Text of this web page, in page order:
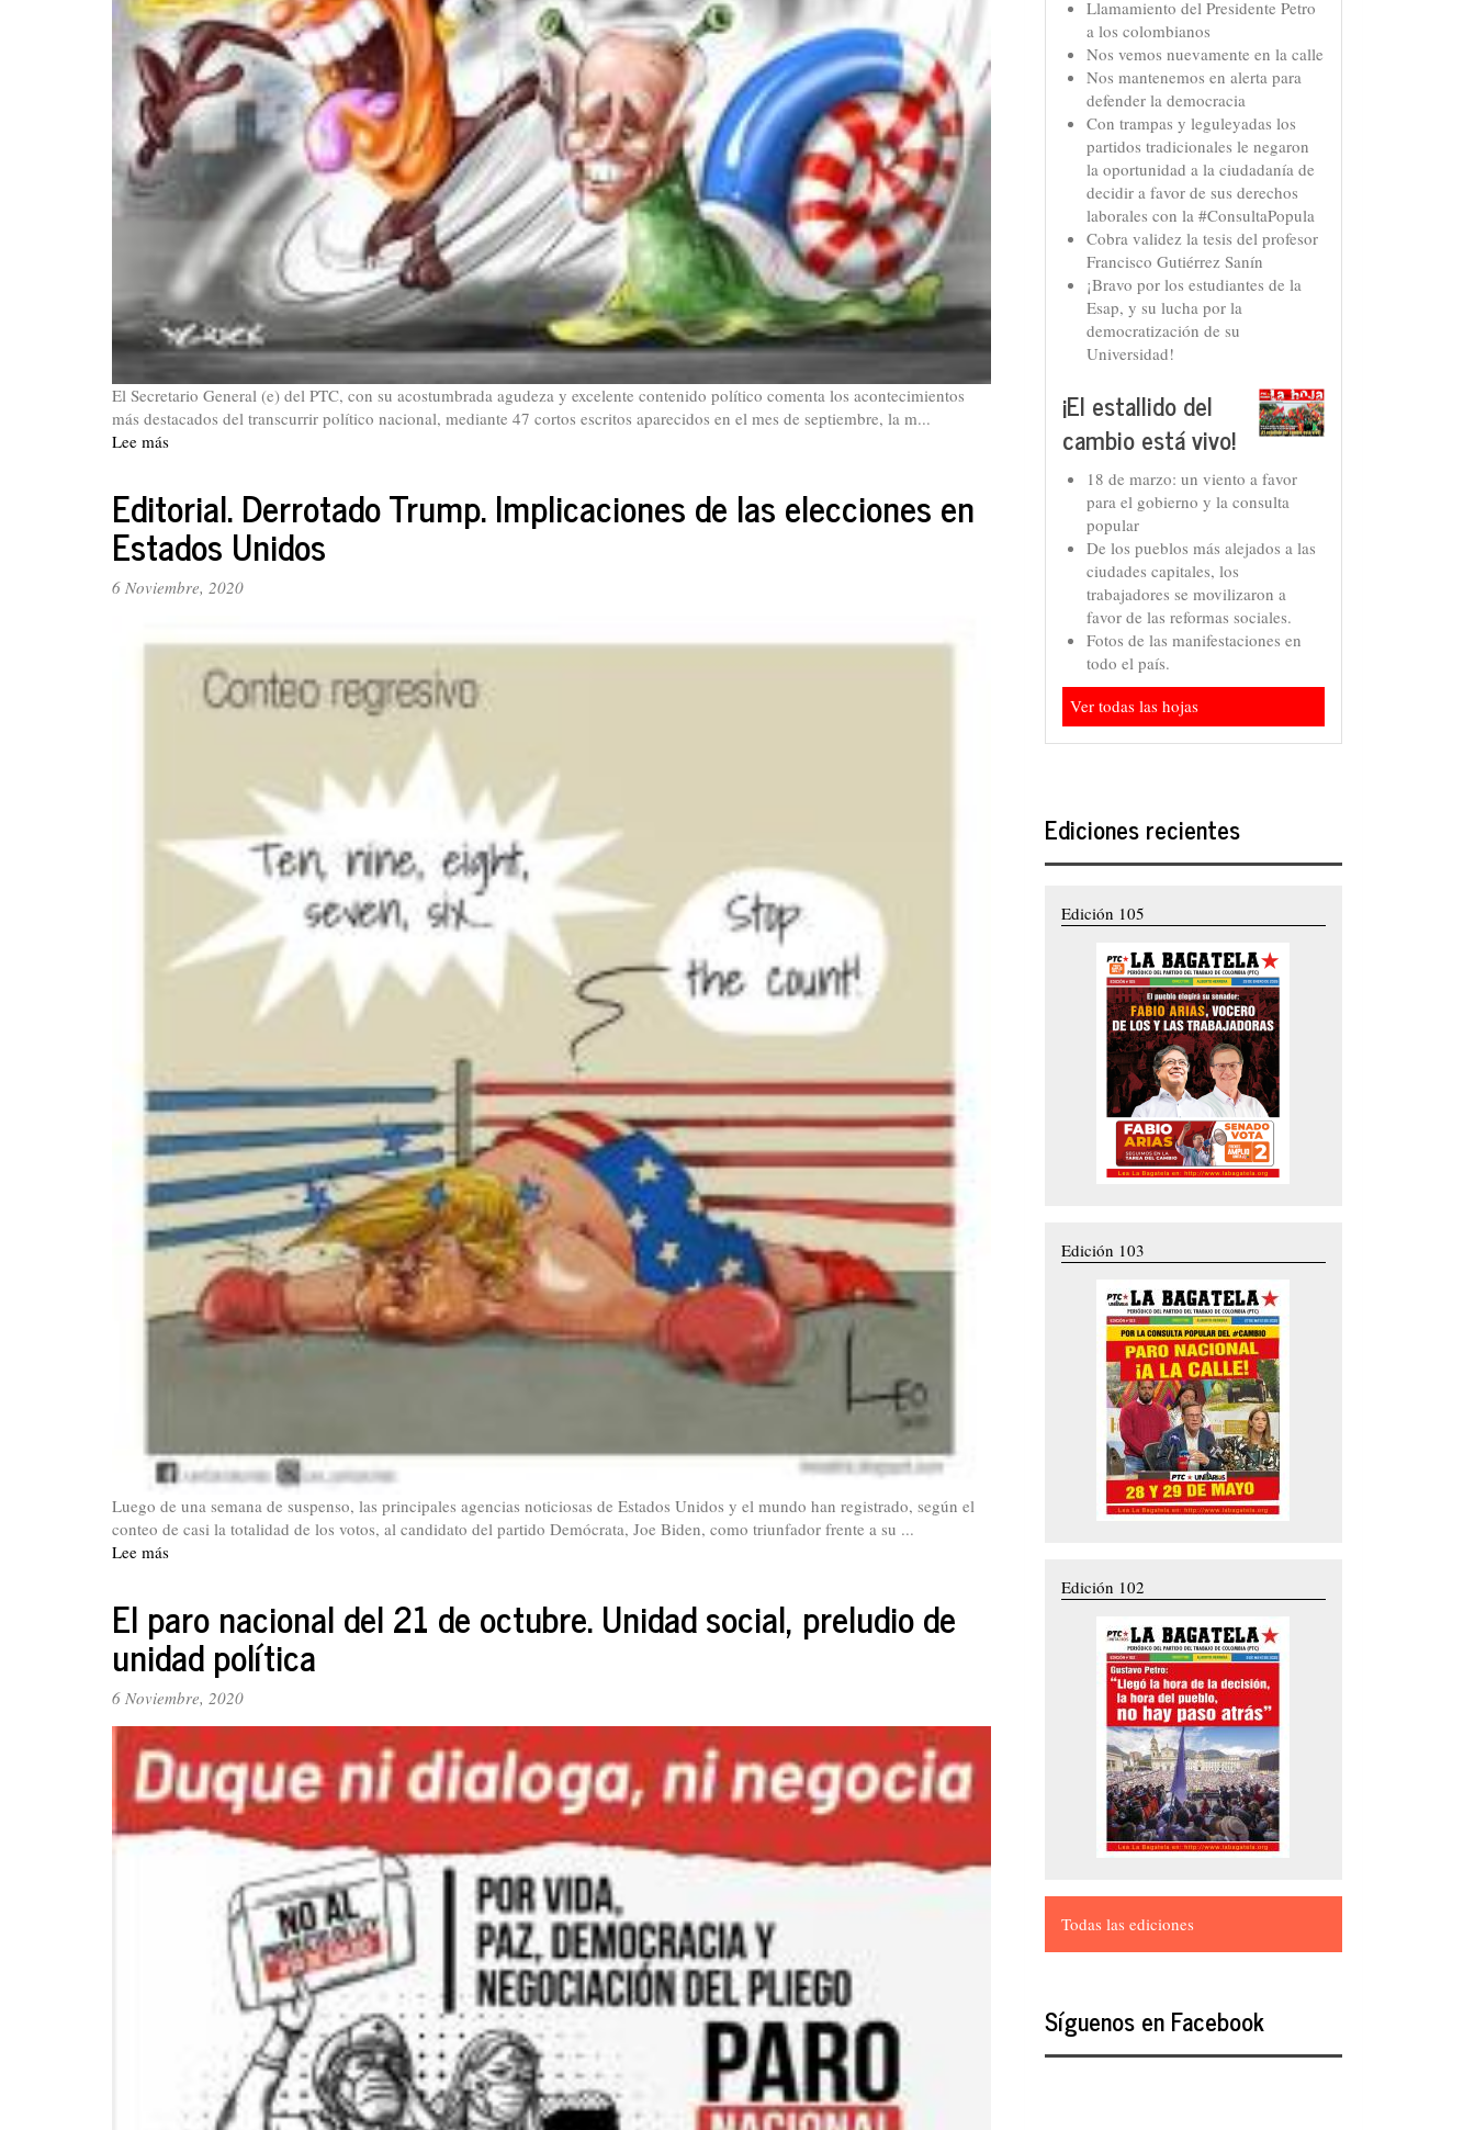
El Secretario General (e) del PTC, con su acostumbrada agudeza y excelente contenido político comenta los acontecimientos
más destacados del transcurrir político nacional, mediante 47 cortos escritos aparecidos en el mes de septiembre, la m...
Lee más
de
Yezid
García
Editorial. Derrotado Trump. Implicaciones de las elecciones en
Estados Unidos
6 Noviembre, 2020
Luego de una semana de suspenso, las principales agencias noticiosas de Estados Unidos y el mundo han registrado, según el
conteo de casi la totalidad de los votos, al candidato del partido Demócrata, Joe Biden, como triunfador frente a su ...
Lee más
Trump.
Implicaciones
de
las
elecciones
en
Estados
Unidos
El paro nacional del 21 de octubre. Unidad social, preludio de
unidad política
6 Noviembre, 2020
Llamamiento del Presidente Petro
a los colombianos
Nos vemos nuevamente en la calle
Nos mantenemos en alerta para
defender la democracia
Con trampas y leguleyadas los
partidos tradicionales le negaron
la oportunidad a la ciudadanía de
decidir a favor de sus derechos
laborales con la #ConsultaPopula
Cobra validez la tesis del profesor
Francisco Gutiérrez Sanín
¡Bravo por los estudiantes de la
Esap, y su lucha por la
democratización de su
Universidad!
¡El estallido del
cambio está vivo!
18 de marzo: un viento a favor
para el gobierno y la consulta
popular
De los pueblos más alejados a las
ciudades capitales, los
trabajadores se movilizaron a
favor de las reformas sociales.
Fotos de las manifestaciones en
todo el país.
Ver todas las hojas
Ediciones recientes
Edición 105
Edición 103
Edición 102
Todas las ediciones
Síguenos en Facebook